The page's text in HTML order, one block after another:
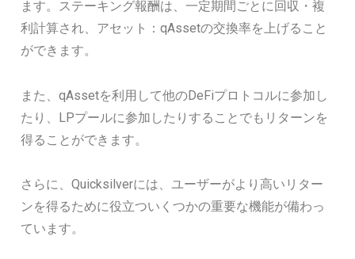
ます。
ステーキング報酬は、一定期間ごとに回収・複
利計算され、アセット：qAssetの交換率を上げること
ができます。
また、qAssetを利用して他のDeFiプロトコルに参加し
たり、LPプールに参加したりすることでもリターンを
得ることができます。
さらに、Quicksilverには、ユーザーがより高いリター
ンを得るために役立ついくつかの重要な機能が備わっ
ています。